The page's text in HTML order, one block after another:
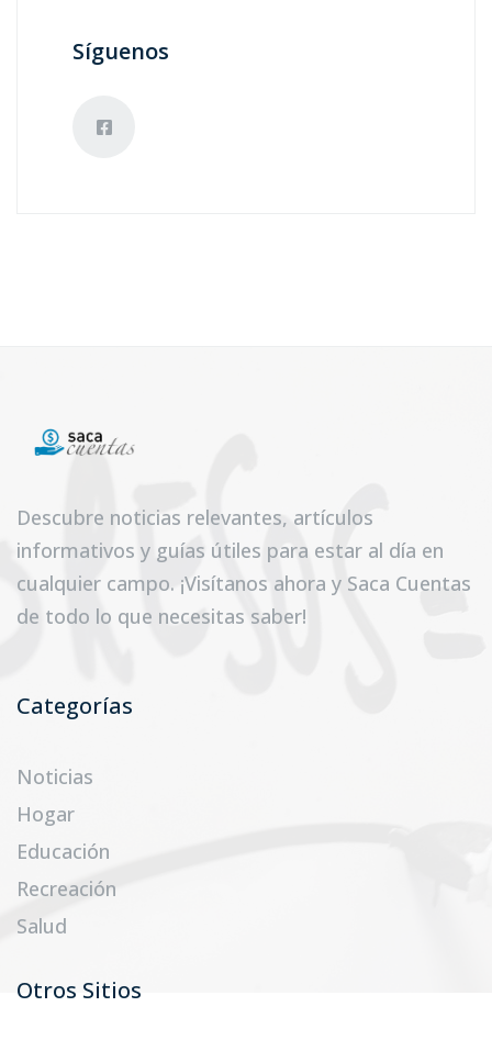
Síguenos
Descubre noticias relevantes, artículos
informativos y guías útiles para estar al día en
cualquier campo. ¡Visítanos ahora y Saca Cuentas
de todo lo que necesitas saber!
Categorías
Noticias
Hogar
Educación
Recreación
Salud
Otros Sitios